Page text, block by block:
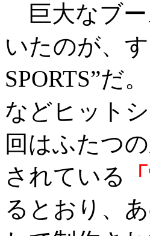
巨大なブー
いたのが、
SPORTS”だ
などヒット
回はふたつ
されている
るとおり、